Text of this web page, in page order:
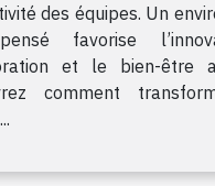
des équipes. Un
favorise
et le bien-être
comment